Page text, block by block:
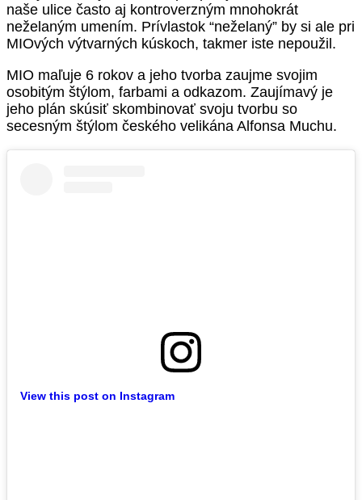
naše ulice často aj kontroverzným mnohokrát
neželaným umením. Prívlastok “neželaný” by si ale pri
MIOvých výtvarných kúskoch, takmer iste nepoužil.
MIO maľuje 6 rokov a jeho tvorba zaujme svojim
osobitým štýlom, farbami a odkazom. Zaujímavý je
jeho plán skúsiť skombinovať svoju tvorbu so
secesným štýlom českého velikána Alfonsa Muchu.
View this post on Instagram